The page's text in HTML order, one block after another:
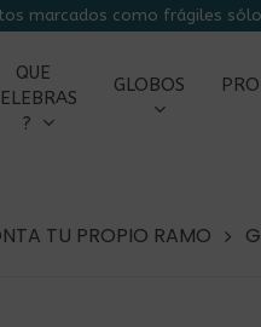
marcados como frágiles
QUE
?
GLOBOS
TU PROPIO RAMO